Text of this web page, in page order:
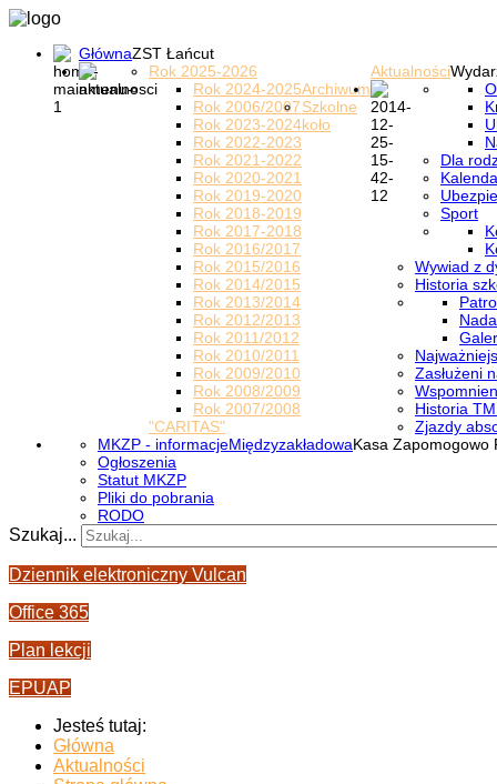
GłównaZST Łańcut
Aktualności
Rok 2025-2026
Archiwum
Rok 2024-2025
Rok 2006/2007
Rok 2023-2024
Rok 2022-2023
Rok 2021-2022
Rok 2020-2021
Rok 2019-2020
Rok 2018-2019
Rok 2017-2018
Rok 2016/2017
Rok 2015/2016
Rok 2014/2015
Rok 2013/2014
Rok 2012/2013
Rok 2011/2012
Rok 2010/2011
Rok 2009/2010
Rok 2008/2009
Rok 2007/2008
Szkolne
koło
"CARITAS"
Dla
Sport
Wywiad z
Historia
Zasłużeni
Historia
Zjazdy
MiędzyzakładowaKasa Zapomogowo
MKZP - informacje
Ogłoszenia
Statut MKZP
Pliki do pobrania
RODO
Szukaj...
Dziennik elektroniczny Vulcan
Office 365
Plan lekcji
EPUAP
Jesteś tutaj:
Główna
Aktualności